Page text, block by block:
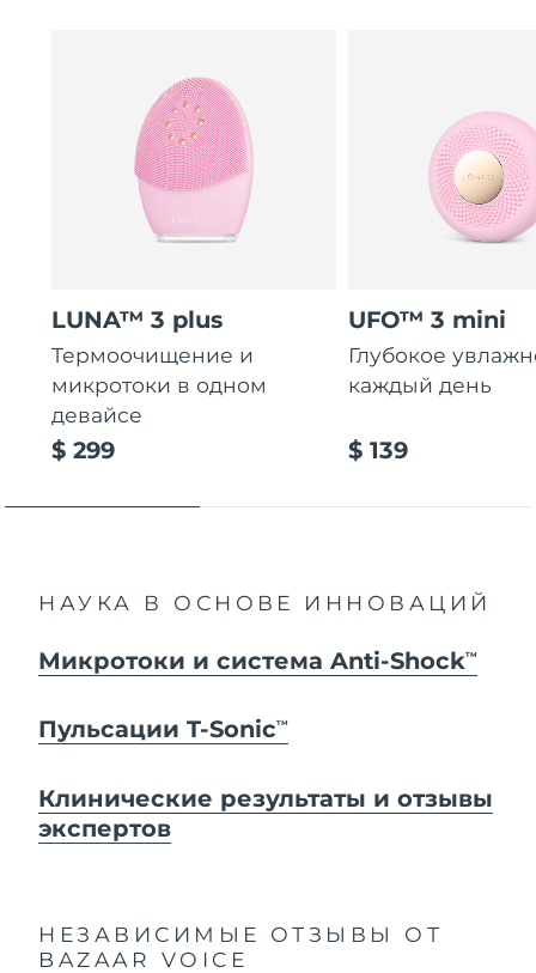
LUNA™ 3 plus
Термоочищение и
микротоки в одном
девайсе
$ 299
UFO™ 3 mini
Глубокое
каждый день
$ 139
НАУКА В ОСНОВЕ ИННОВАЦИЙ
Микротоки и система Anti-ShockTM
Пульсации T-SonicTM
Клинические результаты и отзывы
экспертов
НЕЗАВИСИМЫЕ ОТЗЫВЫ
ОТ
BAZAAR VOICE